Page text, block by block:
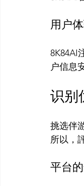
用户
8K84AI
识别
挑选伴
平台